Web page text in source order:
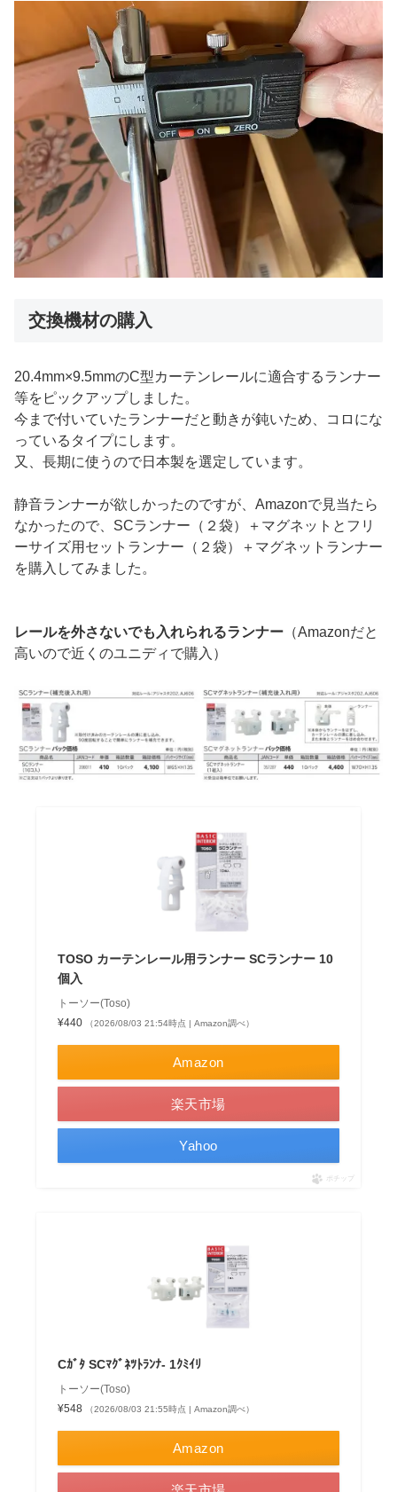
交換機材の購入
20.4mm×9.5mmのC型カーテンレールに適合するランナー
等をピックアップしました。
今まで付いていたランナーだと動きが鈍いため、コロにな
っているタイプにします。
又、長期に使うので日本製を選定しています。
静音ランナーが欲しかったのですが、Amazonで見当たら
なかったので、SCランナー（２袋）＋マグネットとフリ
ーサイズ用セットランナー（２袋）＋マグネットランナー
を購入してみました。
レールを外さないでも入れられるランナー （Amazonだと
高いので近くのユニディで購入）
TOSO カーテンレール用ランナー SCランナー 10
個入
トーソー(Toso)
¥440
（2026/08/03 21:54時点 | Amazon調べ）
Amazon
楽天市場
Yahoo
ポチップ
Cｶﾞﾀ SCﾏｸﾞﾈﾂﾄﾗﾝﾅ- 1ｸﾐｲﾘ
トーソー(Toso)
¥548
（2026/08/03 21:55時点 | Amazon調べ）
Amazon